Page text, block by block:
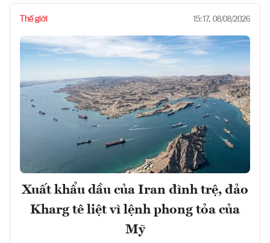
Thế giới 15:17, 08/08/2026
Xuất khẩu dầu của Iran đình trệ, đảo
Kharg tê liệt vì lệnh phong tỏa của
Mỹ